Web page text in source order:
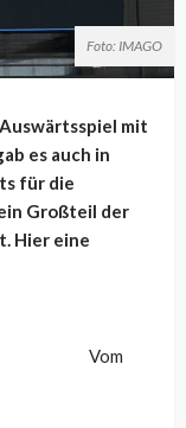
Foto: IMAGO
mit
es auch in
für die
Großteil der
Hier eine
Vom